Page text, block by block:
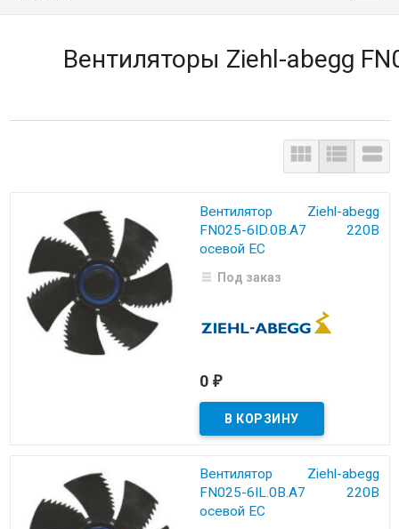
Вентиляторы Ziehl-abegg
  
Вентилятор Ziehl-abegg
FN025-6ID.0B.A7 220B
осевой EC
Под заказ
0 ₽
Вентилятор Ziehl-abegg
FN025-6IL.0B.A7 220B
осевой EC